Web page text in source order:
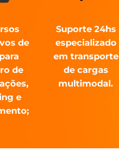
de
de
e
Suporte 24hs
especializado
em transporte
de cargas
multimodal.